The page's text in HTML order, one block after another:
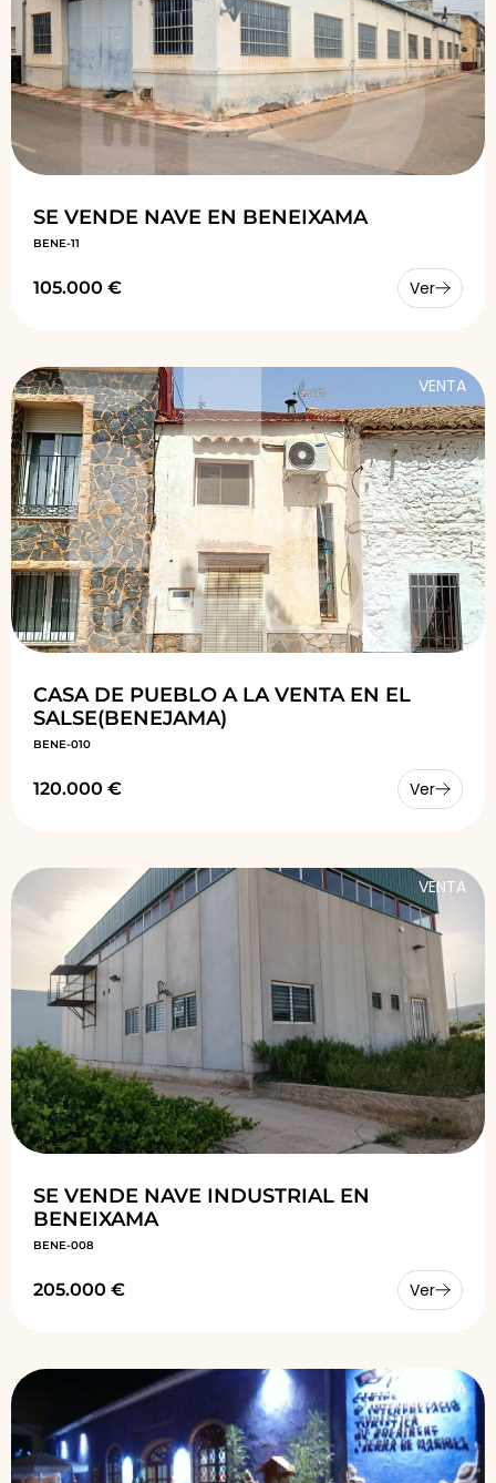
SE VENDE NAVE EN BENEIXAMA
BENE-11
105.000 € Ver
VENTA
CASA DE PUEBLO A LA VENTA EN EL
SALSE(BENEJAMA)
BENE-010
120.000 € Ver
VENTA
SE VENDE NAVE INDUSTRIAL EN
BENEIXAMA
BENE-008
205.000 € Ver
VENTA